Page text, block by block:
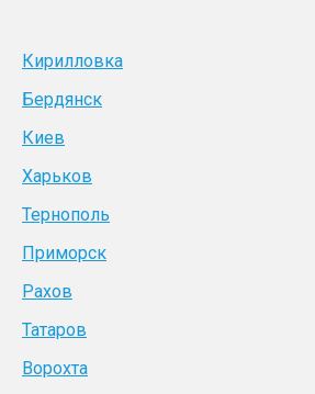
Кирилловка
Бердянск
Киев
Харьков
Тернополь
Приморск
Рахов
Татаров
Ворохта